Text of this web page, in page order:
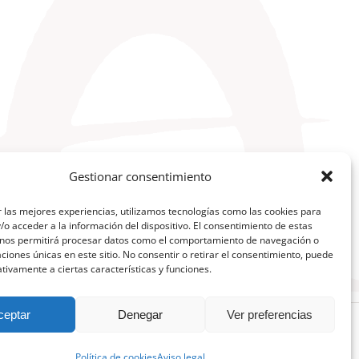
Gestionar consentimiento
las mejores experiencias, utilizamos tecnologías como las cookies para
acceder a la información del dispositivo. El consentimiento de estas
permitirá procesar datos como el comportamiento de navegación o
únicas en este sitio. No consentir o retirar el consentimiento, puede
a ciertas características y funciones.
Denegar Ver preferencias